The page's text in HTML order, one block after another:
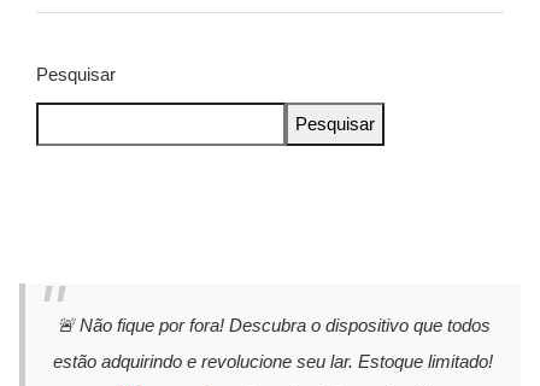
Pesquisar
Pesquisar
🚨 Não fique por fora! Descubra o dispositivo que todos
estão adquirindo e revolucione seu lar. Estoque limitado!